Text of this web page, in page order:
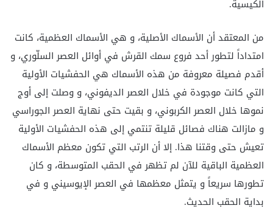
الكيسية.
من المعتقد أن الأسماك الأصلية، و هي الأسماك العظمية، كانت
امتداداً لتطور أحد فروع سمك القرش في أوائل العصر السلّوري، و
أقدم فصيلة معروفة من هذه الأسماك هي الحفشيات الأولية
التي كانت موجودة في خلال العصر الديفوني، و وصلت إلى أوج
نموها خلال العصر الكربوني، و بقيت حتى نهاية العصر الجوراسي
و مازالت هناك فصائل قليلة تنتمي إلى هذه الحفشيات الأولية
تعيش حتى وقتنا هذا. إلا أن الرتب التي تكون معظم الأسماك
العظمية الباقية للآن لم تظهر في الحقب المتوسطة، و كان
تطورها سريعاً و يتمثل معظمها في العصر الإيوسيني و في
بداية الحقب الحديث.